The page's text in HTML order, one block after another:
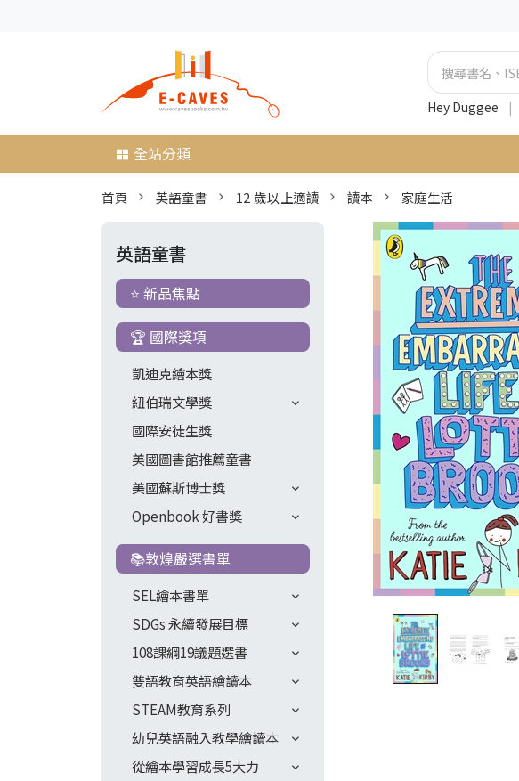
Hey Duggee |
全站分類
首頁 英語童書 12 歲以上適讀 讀本 家庭生活
英語童書
⭐ 新品焦點
🏆 國際獎項
凱迪克繪本獎
紐伯瑞文學獎
國際安徒生獎
美國圖書館推薦童書
美國蘇斯博士獎
Openbook 好書獎
📚敦煌嚴選書單
SEL繪本書單
SDGs 永續發展目標
108課綱19議題選書
雙語教育英語繪讀本
STEAM教育系列
幼兒英語融入教學繪讀本
從繪本學習成長5大力